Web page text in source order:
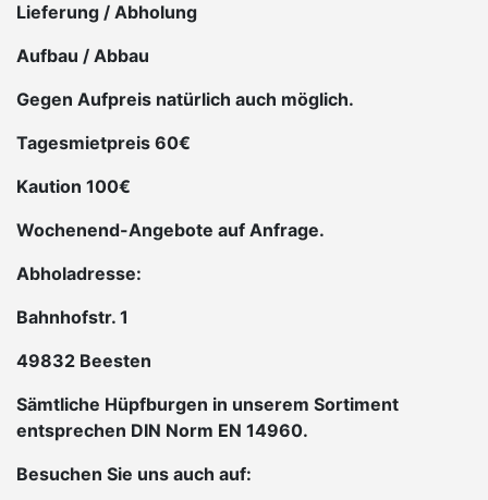
Lieferung / Abholung
Aufbau / Abbau
Gegen Aufpreis natürlich auch möglich.
Tagesmietpreis 60€
Kaution 100€
Wochenend-Angebote auf Anfrage.
Abholadresse:
Bahnhofstr. 1
49832 Beesten
Sämtliche Hüpfburgen in unserem Sortiment
entsprechen DIN Norm EN 14960.
Besuchen Sie uns auch auf: